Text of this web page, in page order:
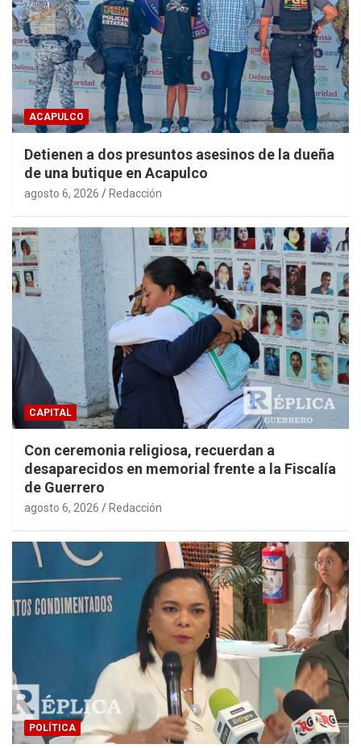
ACAPULCO
Detienen a dos presuntos asesinos de la dueña
de una butique en Acapulco
agosto 6, 2026 Redacción
CAPITAL
Con ceremonia religiosa, recuerdan a
desaparecidos en memorial frente a la Fiscalía
de Guerrero
agosto 6, 2026 Redacción
POLÍTICA